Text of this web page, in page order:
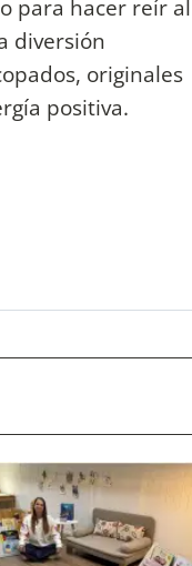
para hacer reír al
diversión
originales
positiva.